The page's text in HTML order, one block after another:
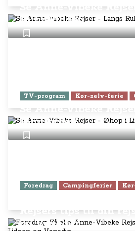
Se Anne-Vibeke
Ruhr Floden
TV-program Kør-selv-ferie
Se Anne-Vibeke
Limfjorden
Foredrag Campingferier
Rejsers tips til din
og Venedig